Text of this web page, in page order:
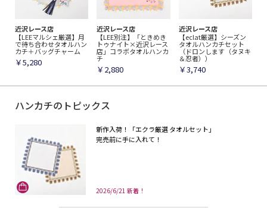
近沢レース店
【LEEマルシェ厳選】月
で待ち合わせタオルハン
カチ＋バッグチャーム
￥5,280
近沢レース店
【LEE別注】「ときめき
トゥナイト×近沢レース
店」コラボタオルハンカ
チ
￥2,880
近沢レース店
【eclat厳選】シーズン
タオルハンカチセット
（ドロンします（タヌキ
＆忍者））
￥3,740
ハンカチのトピックス
2026/6/21 新着！
新作入荷！「エクラ厳選 タオルセット」
完売前に手に入れて！